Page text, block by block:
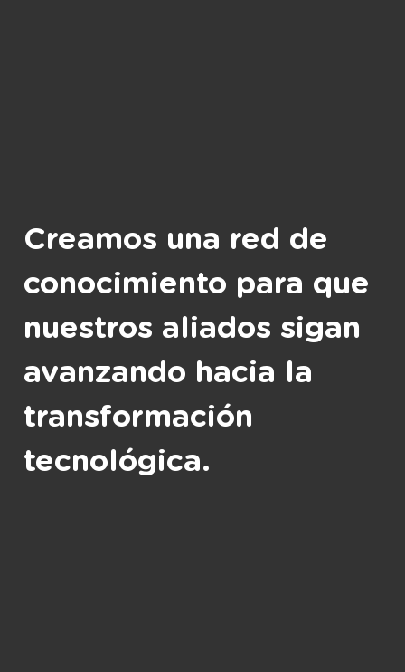
Creamos una red de
conocimiento para que
nuestros aliados sigan
avanzando hacia la
transformación
tecnológica.